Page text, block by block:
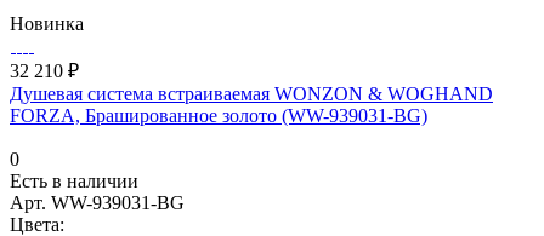
Новинка
32 210 ₽
Душевая система встраиваемая WONZON & WOGHAND
FORZA, Брашированное золото (WW-939031-BG)
0
Есть в наличии
Арт. WW-939031-BG
Цвета: